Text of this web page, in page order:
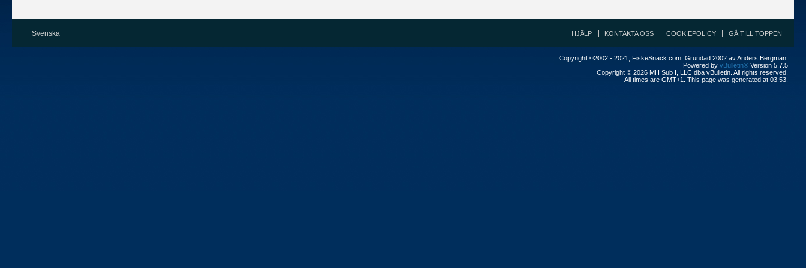
Svenska HJÄLP KONTAKTA OSS COOKIEPOLICY GÅ TILL TOPPEN
Copyright ©2002 - 2021, FiskeSnack.com. Grundad 2002 av Anders Bergman.
Powered by vBulletin® Version 5.7.5
Copyright © 2026 MH Sub I, LLC dba vBulletin. All rights reserved.
All times are GMT+1. This page was generated at 03:53.